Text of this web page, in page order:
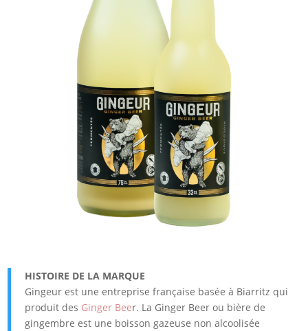
HISTOIRE DE LA MARQUE
Gingeur est une entreprise française basée à Biarritz qui
produit des Ginger Beer. La Ginger Beer ou bière de
gingembre est une boisson gazeuse non alcoolisée